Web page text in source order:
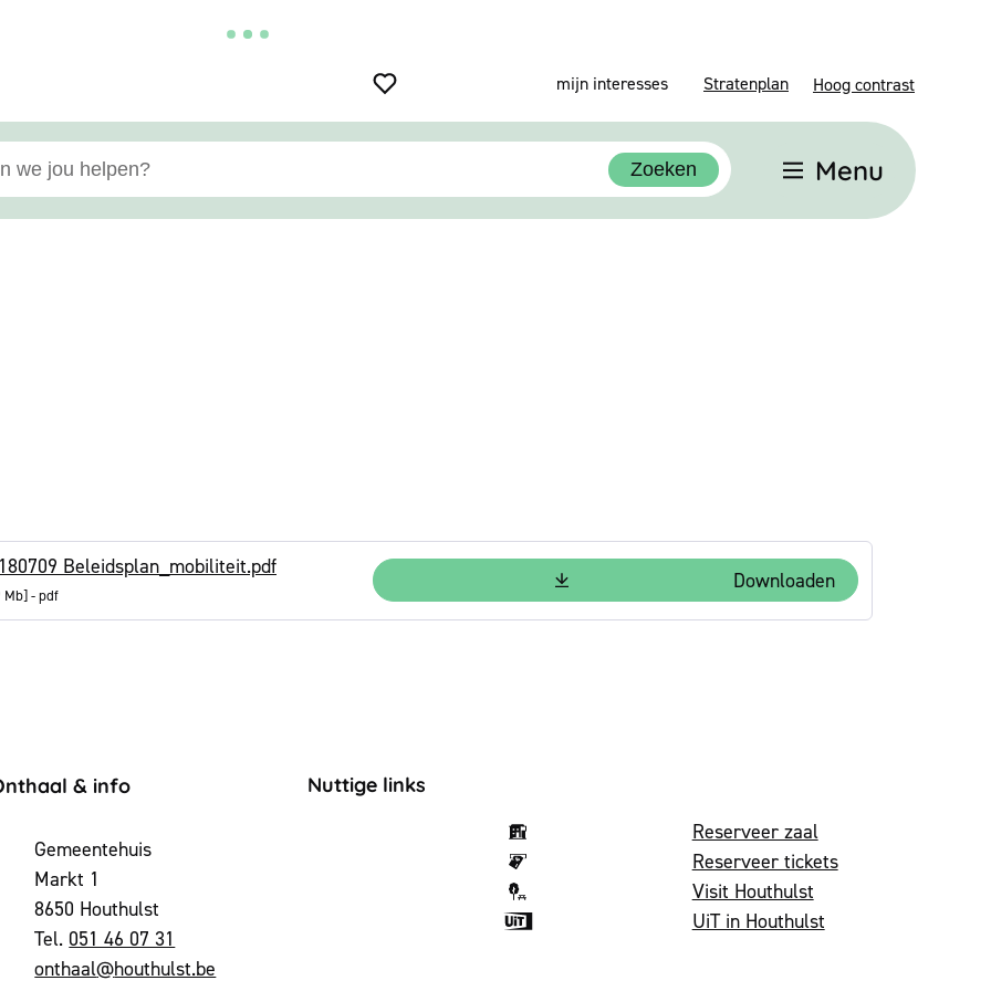
mijn interesses Stratenplan Hoog contrast
jou helpen?
Zoeken Menu
Beleidsplan_mobiliteit.pdf
Mb pdf
Downloaden
& openingsuren
& info
AdresGemeentehuis
Markt 1
,8650 Houthulst
051 46 07 31
E-mailonthaal@houthulst.be
Nuttige links
Reserveer zaal
Reserveer tickets
Visit Houthulst
UiT in Houthulst